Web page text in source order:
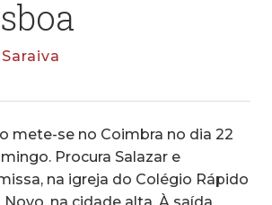
mete-se no Coimbra no dia 22
Procura Salazar e
na igreja do Colégio Rápido
na cidade alta. À saída